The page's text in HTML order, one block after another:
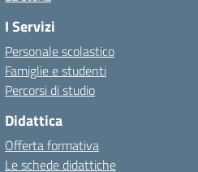
I Servizi
Personale scolastico
Famiglie e studenti
Percorsi di studio
Didattica
Offerta formativa
Le schede didattiche